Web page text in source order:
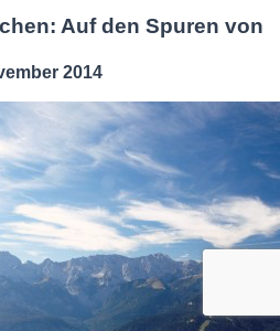
Auf den Spuren von
2014